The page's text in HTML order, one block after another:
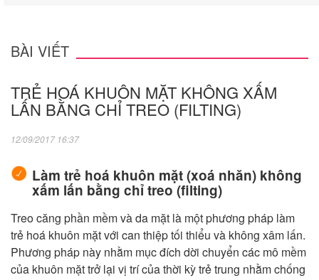
rũ và tươi trẻ.
thành công, thì biện pháp
bạn xua đi mặc cảm của
mình về cánh tay.
BÀI VIẾT
TRẺ HOÁ KHUÔN MẶT KHÔNG XẤM
LẤN BẰNG CHỈ TREO (FILTING)
12/09/2017 16:37
Làm trẻ hoá khuôn mặt (xoá nhăn) không
xấm lấn bằng chỉ treo (filting)
Treo căng phần mềm và da mặt là một phương pháp làm
trẻ hoá khuôn mặt với can thiệp tối thiểu và không xâm lấn.
Phương pháp này nhằm mục đích dời chuyển các mô mềm
của khuôn mặt trở lại vị trí của thời kỳ trẻ trung nhằm chống